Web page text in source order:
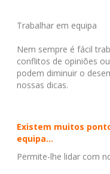
Trabalhar em equipa
Nem sempre é fácil
conflitos de opiniões
podem diminuir o
nossas dicas.
Existem muitos
equipa...
Permite-lhe lidar com